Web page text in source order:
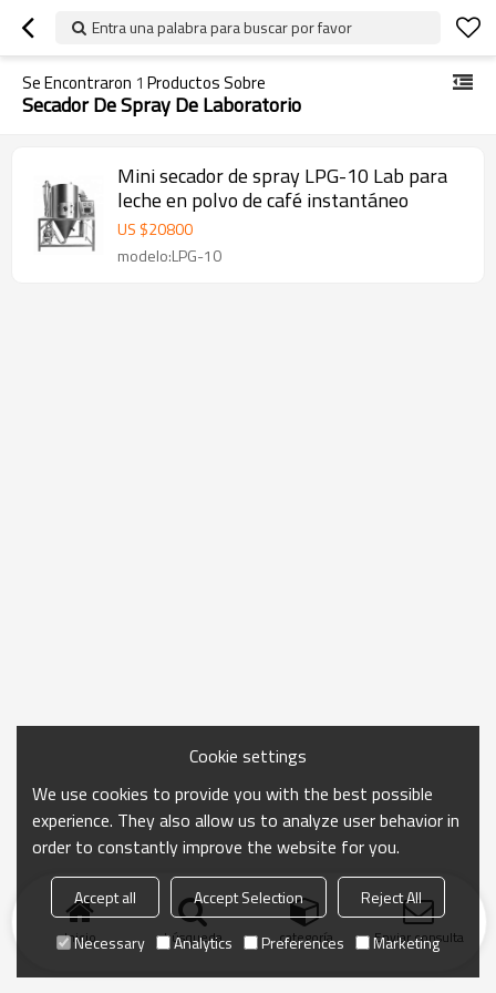
Entra una palabra para buscar por favor
Se Encontraron 1 Productos Sobre
Secador De Spray De Laboratorio
Mini secador de spray LPG-10 Lab para
leche en polvo de café instantáneo
US $20800
modelo:LPG-10
Inicio búsqueda categoría Enviar consulta
Cookie settings
We use cookies to provide you with the best possible
experience. They also allow us to analyze user behavior in
order to constantly improve the website for you.
Accept all Accept Selection
Reject All
Necessary
Analytics Preferences Marketing